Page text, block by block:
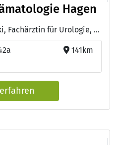
Hagen
Ärzte: Cordula Maciejewski, Fachärztin für Urologie, innere Medizin, Hämatologie und Onkologie - Sokol Plaku, Facharzt für Innere Medizin, Hämatologie und Onkologie - Dr. med. Malte Friedrich Hülsemann, Facharzt für Innere Medizin, Hämatologie und Onkologie
141km